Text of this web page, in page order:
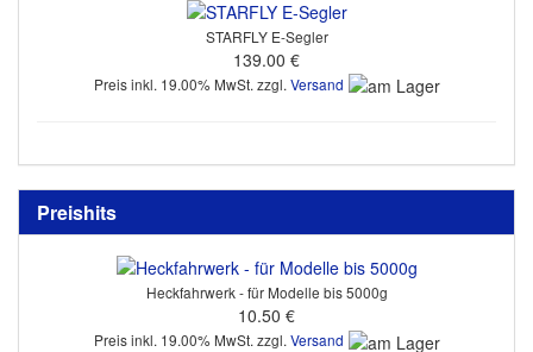
STARFLY E-Segler
139.00 €
Preis inkl. 19.00% MwSt. zzgl. Versand
Preishits
Heckfahrwerk - für Modelle bis 5000g
10.50 €
Preis inkl. 19.00% MwSt. zzgl.Versand